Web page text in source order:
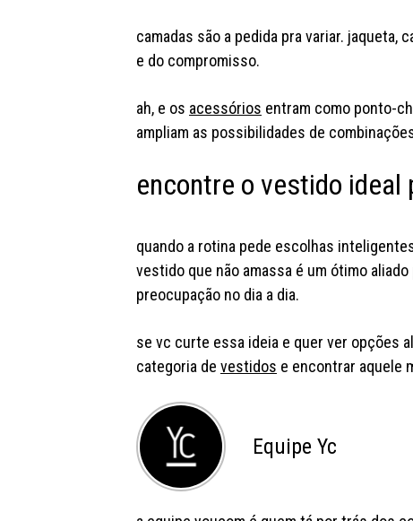
camadas são a pedida pra variar. jaqueta,
e do compromisso.
ah, e os acessórios entram como ponto-
ampliam as possibilidades de
encontre o vestido
quando a rotina pede escolhas
vestido que não amassa é um ótimo
preocupação no dia a dia.
se vc curte essa ideia e quer ver opções
categoria de vestidos e encontrar aquele
Equipe Yc